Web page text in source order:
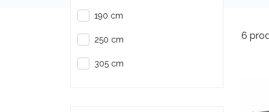
6
190 cm
250 cm
305 cm